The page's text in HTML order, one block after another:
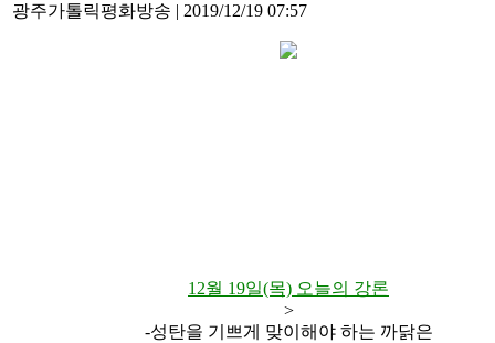
광주가톨릭평화방송 | 2019/12/19 07:57
12월 19일(목) 오늘의 강론
>
-성탄을 기쁘게 맞이해야 하는 까닭은